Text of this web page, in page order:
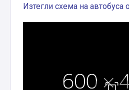
Изтегли схема на автобуса